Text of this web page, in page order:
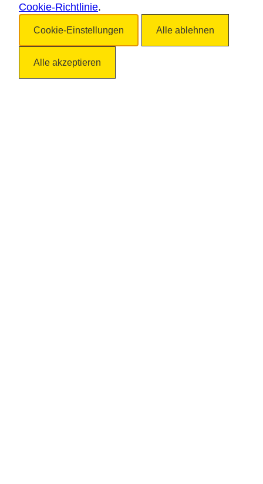
Cookie-Richtlinie.
Cookie-Einstellungen Alle ablehnen
Alle akzeptieren